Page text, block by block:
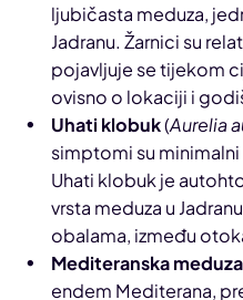
ljubičasta meduza,
Jadranu. Žarnici su
pojavljuje se tijekom
ovisno o lokaciji i
Uhati klobuk(Aurelia
simptomi su
Uhati klobuk je
vrsta meduza u
obalama, između
Mediteranska meduza
endem Mediterana,